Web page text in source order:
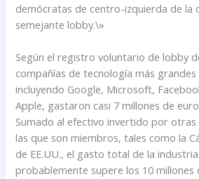
demócratas de centro-izquierda de la
semejante lobby.\»
Según el registro voluntario de lobby
compañías de tecnología más grandes
incluyendo Google, Microsoft,
Apple, gastaron casi 7 millones de
Sumado al efectivo invertido por otras
las que son miembros, tales como la
de EE.UU., el gasto total de la
probablemente supere los 10 millones